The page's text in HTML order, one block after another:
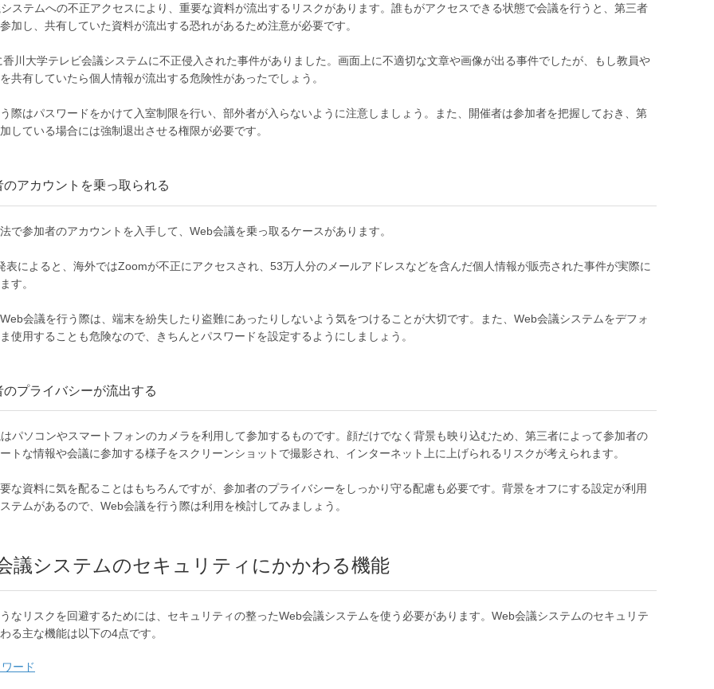
ステムへの不正アクセスにより、重要な資料が流出するリスクがあります。誰もがアクセスできる状態で会議を行うと、第三者
加し、共有していた資料が流出する恐れがあるため注意が必要です。
川大学テレビ会議システムに不正侵入された事件がありました。画面上に不適切な文章や画像が出る事件でしたが、もし教員や
共有していたら個人情報が流出する危険性があったでしょう。
際はパスワードをかけて入室制限を行い、部外者が入らないように注意しましょう。また、開催者は参加者を把握しておき、第
している場合には強制退出させる権限が必要です。
のアカウントを乗っ取られる
で参加者のアカウントを入手して、Web会議を乗っ取るケースがあります。
表によると、海外ではZoomが不正にアクセスされ、53万人分のメールアドレスなどを含んだ個人情報が販売された事件が実際に
す。
会議を行う際は、端末を紛失したり盗難にあったりしないよう気をつけることが大切です。また、Web会議システムをデフォ
使用することも危険なので、きちんとパスワードを設定するようにしましょう。
のプライバシーが流出する
パソコンやスマートフォンのカメラを利用して参加するものです。顔だけでなく背景も映り込むため、第三者によって参加者の
トな情報や会議に参加する様子をスクリーンショットで撮影され、インターネット上に上げられるリスクが考えられます。
な資料に気を配ることはもちろんですが、参加者のプライバシーをしっかり守る配慮も必要です。背景をオフにする設定が利用
テムがあるので、Web会議を行う際は利用を検討してみましょう。
議システムのセキュリティにかかわる機能
なリスクを回避するためには、セキュリティの整ったWeb会議システムを使う必要があります。Web会議システムのセキュリテ
る主な機能は以下の4点です。
ード